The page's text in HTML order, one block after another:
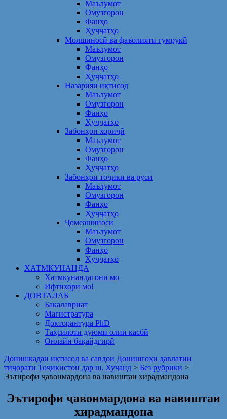
Маълумот
Омузгорон
Фанҳо
Ҳуҷҷатҳо
Молшиносӣ ва фаъолияти гумрукӣ
Маълумот
Омузгорон
Фанҳо
Ҳуҷҷатҳо
Назарияи иқтисод
Маълумот
Омузгорон
Фанҳо
Ҳуҷҷатҳо
Забонҳои хориҷӣ
Маълумот
Омузгорон
Фанҳо
Ҳуҷҷатҳо
Забонҳои тоҷикӣ ва русӣ
Маълумот
Омузгорон
Фанҳо
Ҳуҷҷатҳо
Ҷомеашиносӣ
Маълумот
Омузгорон
Фанҳо
Ҳуҷҷатҳо
ХАТМКУНАНДА
Хатмкунандагони мо
Ифтихори мо!
ДОВТАЛАБ
Бакалавриат
Магистратура
Докторантура PhD
Таҳсилоти дуюми олии касбӣ
Онлайн бақайдгирӣ
Донишкадаи иқтисод ва савдои Донишгоҳи давлатии
тиҷорати Тоҷикистон дар ш. Хуҷанд > Без рубрики >
Эътирофи ҷавонмардона ва навиштаи хирадмандона
Эътирофи ҷавонмардона ва навиштаи
хирадмандона